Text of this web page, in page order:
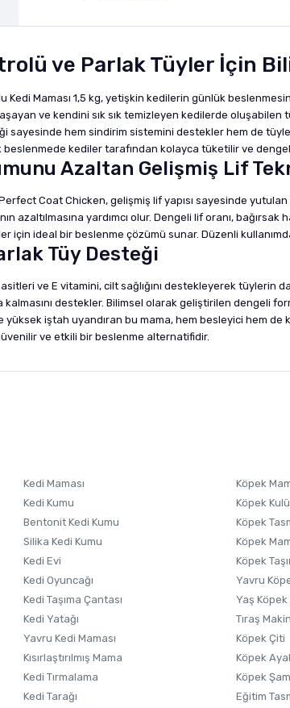
ve Parlak Tüyler İçin
Kedi Maması 1,5 kg, yetişkin kedilerin günlük
ve kendini sık sık temizleyen kedilerde
hem sindirim sistemini destekler hem de
kediler tarafından kolayca tüketilir ve
Azaltan Gelişmiş Lif
Coat Chicken, gelişmiş lif yapısı sayesinde
azaltılmasına yardımcı olur. Dengeli lif oranı,
için ideal bir beslenme çözümü sunar. Düzenli
Tüy Desteği
ve E vitamini, cilt sağlığını destekleyerek tüylerin
destekler. Bilimsel olarak geliştirilen dengeli
iştah uyandıran bu mama, hem besleyici hem de
ve etkili bir beslenme alternatifidir.
bulunuyor.
pahalı.
olmalı.
Kedi Maması
Kedi Kumu
Bentonit Kedi Kumu
Silika Kedi Kumu
Kedi Evi
Kedi Oyuncağı
Kedi Taşıma Çantası
Kedi Yatağı
Yavru Kedi Maması
Kısırlaştırılmış Mama
Kedi Tırmalama
Kedi Tarağı
Köpek
Köpek
Köpek
Köpek
Köpek
Yavru
Yaş Köpek
Tıraş
Köpek Çiti
Köpek
Köpek
Eğitim